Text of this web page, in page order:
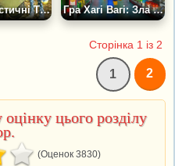
Гра Реалістичні Танки: Війна Хагі Вагі Гра Хагі Вагі: Зла Іграшка
Сторінка 1 із 2
1 2
цього розділу
(Оценок 3830)